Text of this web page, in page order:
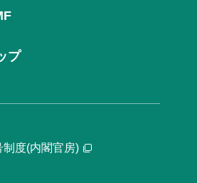
プ
度(内閣官房)